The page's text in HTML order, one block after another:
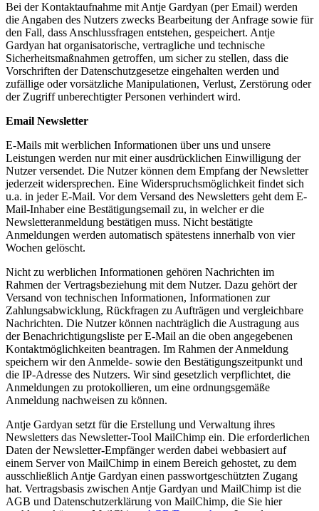
Bei der Kontaktaufnahme mit Antje Gardyan (per Email) werden
die Angaben des Nutzers zwecks Bearbeitung der Anfrage sowie für
den Fall, dass Anschlussfragen entstehen, gespeichert. Antje
Gardyan hat organisatorische, vertragliche und technische
Sicherheitsmaßnahmen getroffen, um sicher zu stellen, dass die
Vorschriften der Datenschutzgesetze eingehalten werden und
zufällige oder vorsätzliche Manipulationen, Verlust, Zerstörung oder
der Zugriff unberechtigter Personen verhindert wird.
Email Newsletter
E-Mails mit werblichen Informationen über uns und unsere
Leistungen werden nur mit einer ausdrücklichen Einwilligung der
Nutzer versendet. Die Nutzer können dem Empfang der Newsletter
jederzeit widersprechen. Eine Widerspruchsmöglichkeit findet sich
u.a. in jeder E-Mail. Vor dem Versand des Newsletters geht dem E-
Mail-Inhaber eine Bestätigungsemail zu, in welcher er die
Newsletteranmeldung bestätigen muss. Nicht bestätigte
Anmeldungen werden automatisch spätestens innerhalb von vier
Wochen gelöscht.
Nicht zu werblichen Informationen gehören Nachrichten im
Rahmen der Vertragsbeziehung mit dem Nutzer. Dazu gehört der
Versand von technischen Informationen, Informationen zur
Zahlungsabwicklung, Rückfragen zu Aufträgen und vergleichbare
Nachrichten. Die Nutzer können nachträglich die Austragung aus
der Benachrichtigungsliste per E-Mail an die oben angegebenen
Kontaktmöglichkeiten beantragen. Im Rahmen der Anmeldung
speichern wir den Anmelde- sowie den Bestätigungszeitpunkt und
die IP-Adresse des Nutzers. Wir sind gesetzlich verpflichtet, die
Anmeldungen zu protokollieren, um eine ordnungsgemäße
Anmeldung nachweisen zu können.
Antje Gardyan setzt für die Erstellung und Verwaltung ihres
Newsletters das Newsletter-Tool MailChimp ein. Die erforderlichen
Daten der Newsletter-Empfänger werden dabei webbasiert auf
einem Server von MailChimp in einem Bereich gehostet, zu dem
ausschließlich Antje Gardyan einen passwortgeschützten Zugang
hat. Vertragsbasis zwischen Antje Gardyan und MailChimp ist die
AGB und Datenschutzerklärung von MailChimp, die Sie hier